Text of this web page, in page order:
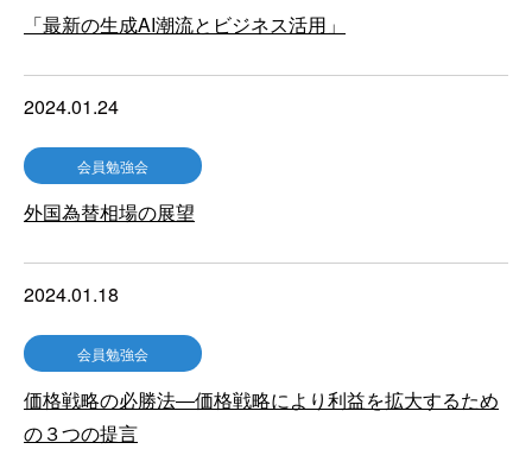
「最新の生成AI潮流とビジネス活用」
2024.01.24
会員勉強会
外国為替相場の展望
2024.01.18
会員勉強会
価格戦略の必勝法―価格戦略により利益を拡大するため
の３つの提言